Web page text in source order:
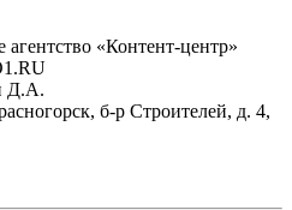
«Контент-центр»
Д.А.
б-р Строителей, д. 4,